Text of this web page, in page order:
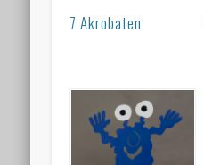
7 Akrobaten